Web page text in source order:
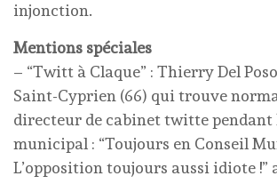
injonction.
Mentions spéciales
– “Twitt à Claque” : Thierry Del
Saint-Cyprien (66) qui trouve
directeur de cabinet twitte pendant
municipal : “Toujours en Conseil
L’opposition toujours aussi idiote !”